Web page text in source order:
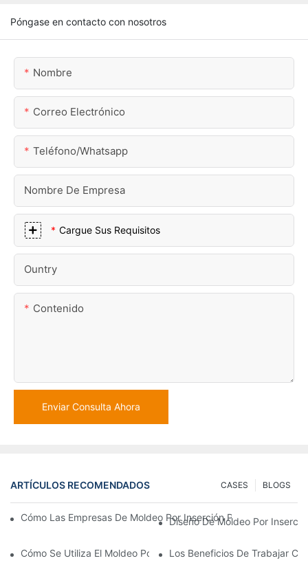
Póngase en contacto con nosotros
Nombre
Correo Electrónico
Teléfono/whatsapp
Nombre De Empresa
Cargue Sus Requisitos
Ountry
Contenido
Enviar Consulta Ahora
ARTÍCULOS RECOMENDADOS BLOGS
CASES
Cómo Las Empresas De Moldeo Por Inserción Pueden
Diseño De Moldeo Por
Cómo Se Utiliza El Moldeo Por Inserción De Plástico Para
Los Beneficios De Trabajar